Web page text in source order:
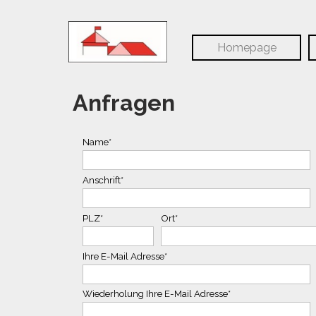
Homepage
Anfragen
Name*
Anschrift*
PLZ* Ort*
Ihre E-Mail Adresse*
Wiederholung Ihre E-Mail Adresse*